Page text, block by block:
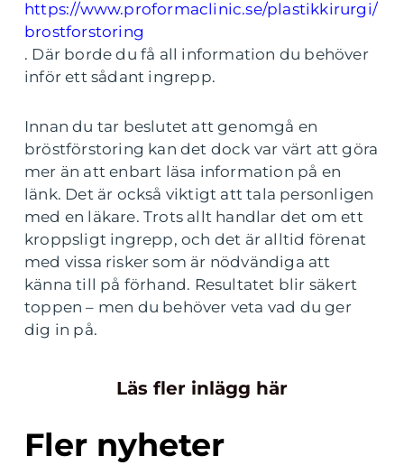
https://www.proformaclinic.se/plastikkirurgi/
brostforstoring
. Där borde du få all information du behöver
inför ett sådant ingrepp.
Innan du tar beslutet att genomgå en
bröstförstoring kan det dock var värt att göra
mer än att enbart läsa information på en
länk. Det är också viktigt att tala personligen
med en läkare. Trots allt handlar det om ett
kroppsligt ingrepp, och det är alltid förenat
med vissa risker som är nödvändiga att
känna till på förhand. Resultatet blir säkert
toppen – men du behöver veta vad du ger
dig in på.
Läs fler inlägg här
Fler nyheter